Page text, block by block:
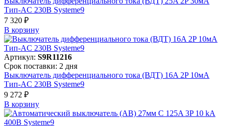
Тип-AC 230В Systeme9
7 320 ₽
В корзинy
Артикул: S9R11216
Срок поставки: 2 дня
Выключатель дифференциального тока (ВДТ) 16A 2P 10мА
Тип-AC 230В Systeme9
9 272 ₽
В корзинy